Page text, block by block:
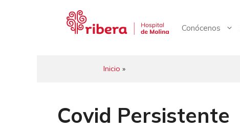
Conócenos
Inicio »
Covid Persistente